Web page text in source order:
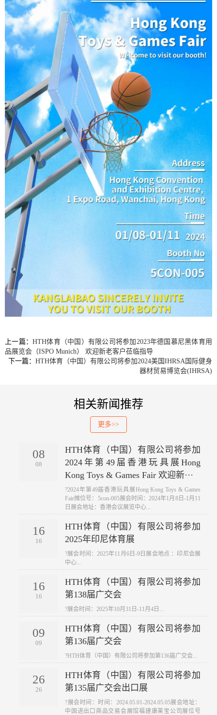
上一篇：HTH体育（中国）有限公司将参加2023年德国慕尼黑体育用
品展览会（ISPO Munich） 欢迎新老客户莅临指导
下一篇： HTH体育（中国）有限公司将参加2024美国IHRSA国际健身
器材贸易博览会(IHRSA)
相关新闻推荐
更多>>
08
08
HTH体育（中国）有限公司将参加
2024年第49届香港玩具展Hong
Kong Toys & Games Fair 欢迎新···
?2024年第49届香港玩具展Hong Kong Toys & Games
Fair摊位号：5con-005展会时间：2024年1月8日-1月11
日展会地址：香港会议展览中心...
16
16
HTH体育（中国）有限公司将参加
2025年印尼体育展
?展会时间：2025年11月6日-9日展会地点 ：印尼会展
中心...
16
16
HTH体育（中国）有限公司将参加
第138届广交会
?展会时间：2025年10月31日-11月4日...
09
09
HTH体育（中国）有限公司将参加
第136届广交会
?HTH体育（中国）有限公司将参加第136届广交会...
26
26
HTH体育（中国）有限公司将参加
第135届广交会出口展
?展会时间：时间：2024.05.01-2024.05.05展会地址：
中国进出口商品交易会展馆福建康莱宝公司展位号